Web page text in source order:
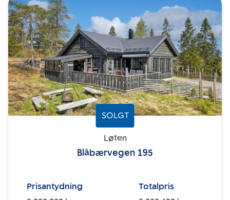
SOLGT
Løten
Blåbærvegen 195
Prisantydning
Totalpris